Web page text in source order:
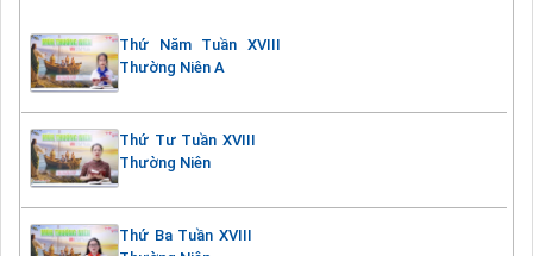
Thứ Năm Tuần XVIII
Thường Niên A
Thứ Tư Tuần XVIII
Thường Niên
Thứ Ba Tuần XVIII